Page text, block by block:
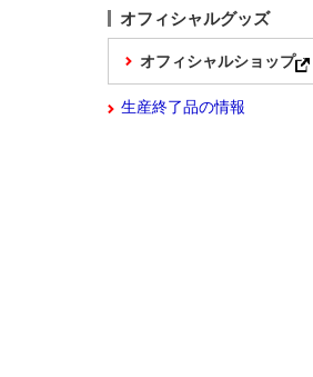
オフィシャルグッズ
オフィシャルショップ
生産終了品の情報